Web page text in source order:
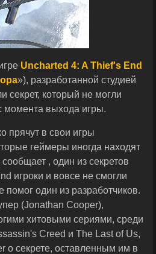
Uncharted 4: A Thief's End
»), разработанной студией
секрет, который не могли
момента выхода игры.
прячут в свои игры
геймеры иногда находят
, один из секретов
игроки и вовсе не смогли
помог один из разработчиков.
(Jonathan Cooper),
хитовыми сериями, среди
Creed и The Last of Us,
о секрете, оставленным им в